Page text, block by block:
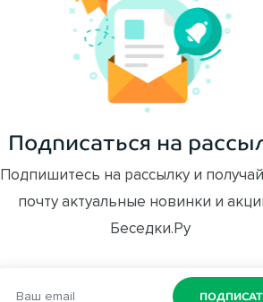
Подписаться на
Подпишитесь на рассылку и
почту актуальные новинки и
Беседки.Ру